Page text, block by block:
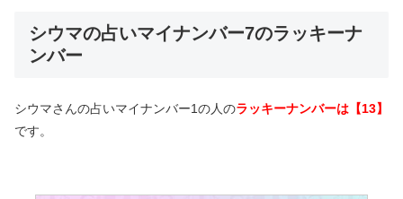
シウマの占いマイナンバー7のラッキーナ
ンバー
シウマさんの占いマイナンバー1の人のラッキーナンバーは【13】
です。